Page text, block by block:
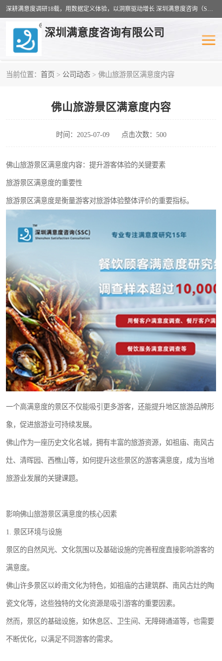
深耕满意度调研18载，用数据定义体验，以洞察驱动增长 深圳满意度咨询（SSC）：十八年专注，丈量每一份体验。
深圳满意度咨询有限公司
当前位置： 首页 > 公司动态 > 佛山旅游景区满意度内容
佛山旅游景区满意度内容
时间：2025-07-09 点击次数：500
佛山旅游景区满意度内容：提升游客体验的关键要素
旅游景区满意度的重要性
旅游景区满意度是衡量游客对旅游体验整体评价的重要指标。
一个高满意度的景区不仅能吸引更多游客，还能提升地区旅游品牌形
象，促进旅游业可持续发展。
佛山作为一座历史文化名城，拥有丰富的旅游资源，如祖庙、南风古
灶、清晖园、西樵山等，如何提升这些景区的游客满意度，成为当地
旅游业发展的关键课题。
影响佛山旅游景区满意度的核心因素
1. 景区环境与设施
景区的自然风光、文化氛围以及基础设施的完善程度直接影响游客的
满意度。
佛山许多景区以岭南文化为特色，如祖庙的古建筑群、南风古灶的陶
瓷文化等，这些独特的文化资源是吸引游客的重要因素。
然而，景区的基础设施，如休息区、卫生间、无障碍通道等，也需要
不断优化，以满足不同游客的需求。
客户满意度调查 医疗服务业满意度
公共事务满意度调查 餐饮业满意度调查
营商环境满意度 员工满意度
服务满意度调查